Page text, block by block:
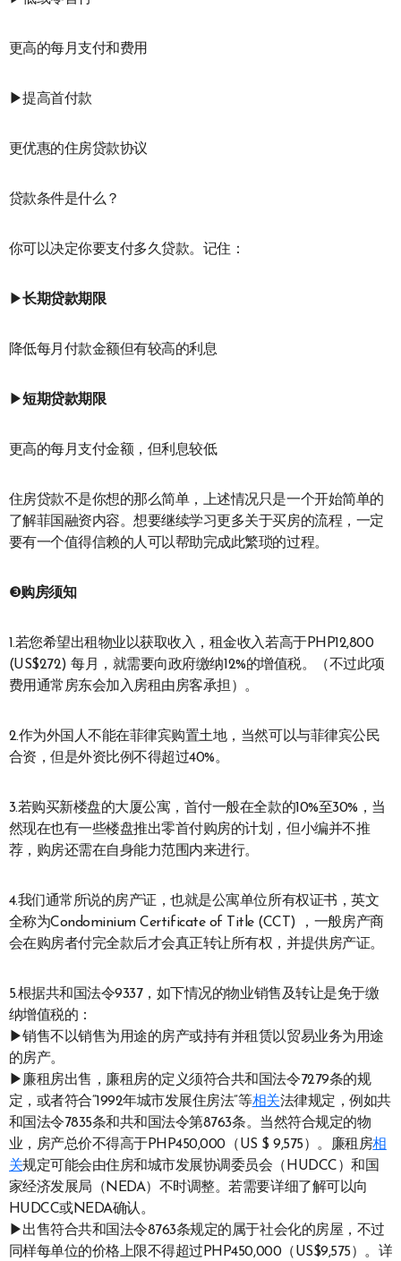
更高的每月支付和费用
▶提高首付款
更优惠的住房贷款协议
贷款条件是什么？
你可以决定你要支付多久贷款。记住：
▶长期贷款期限
降低每月付款金额但有较高的利息
▶短期贷款期限
更高的每月支付金额，但利息较低
住房贷款不是你想的那么简单，上述情况只是一个开始简单的
了解菲国融资内容。想要继续学习更多关于买房的流程，一定
要有一个值得信赖的人可以帮助完成此繁琐的过程。
❸购房须知
1.若您希望出租物业以获取收入，租金收入若高于PHP12,800
(US$272) 每月，就需要向政府缴纳12%的增值税。（不过此项
费用通常房东会加入房租由房客承担）。
2.作为外国人不能在菲律宾购置土地，当然可以与菲律宾公民
合资，但是外资比例不得超过40%。
3.若购买新楼盘的大厦公寓，首付一般在全款的10%至30%，当
然现在也有一些楼盘推出零首付购房的计划，但小编并不推
荐，购房还需在自身能力范围内来进行。
4.我们通常所说的房产证，也就是公寓单位所有权证书，英文
全称为Condominium Certificate of Title (CCT) ，一般房产商
会在购房者付完全款后才会真正转让所有权，并提供房产证。
5.根据共和国法令9337，如下情况的物业销售及转让是免于缴
纳增值税的：
▶销售不以销售为用途的房产或持有并租赁以贸易业务为用途
的房产。
▶廉租房出售，廉租房的定义须符合共和国法令7279条的规
定，或者符合“1992年城市发展住房法”等相关法律规定，例如共
和国法令7835条和共和国法令第8763条。当然符合规定的物
业，房产总价不得高于PHP450,000（US $ 9,575）。廉租房相
关规定可能会由住房和城市发展协调委员会（HUDCC）和国
家经济发展局（NEDA）不时调整。若需要详细了解可以向
HUDCC或NEDA确认。
▶出售符合共和国法令8763条规定的属于社会化的房屋，不过
同样每单位的价格上限不得超过PHP450,000（US$9,575）。详